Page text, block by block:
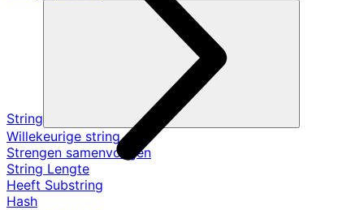
String
Willekeurige string
Strengen samenvoegen
String Lengte
Heeft Substring
Hash